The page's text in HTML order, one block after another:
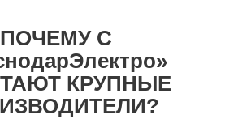
ПОЧЕМУ С
КРУПНЫЕ